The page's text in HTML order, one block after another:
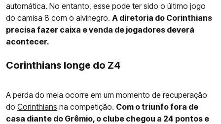
automática. No entanto, esse pode ter sido o último jogo
do camisa 8 com o alvinegro. A diretoria do Corinthians
precisa fazer caixa e venda de jogadores deverá
acontecer.
Corinthians longe do Z4
A perda do meia ocorre em um momento de recuperação
do Corinthians na competição. Com o triunfo fora de
casa diante do Grêmio, o clube chegou a 24 pontos e